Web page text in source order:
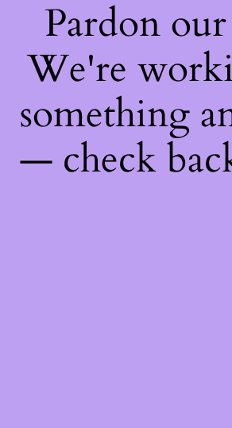
Pardon
We're
something
— check